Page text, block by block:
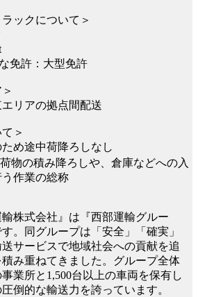
ックについて＞
免許：大型免許
リアの拠点間配送
＞
め途中荷降ろしなし
物の積み降ろしや、倉庫などへの入
作業の総称
輸株式会社』は『西部運輸グルー
。同グループは「安全」「確実」
送サービスで地域社会への貢献を追
み重ねてきました。グループ全体
業所と1,500台以上の車両を保有し
倒的な輸送力を誇っています。